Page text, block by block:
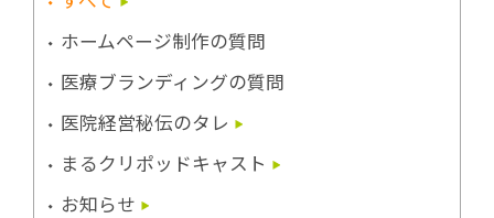
ホームページ制作の質問
医療ブランディングの質問
医院経営秘伝のタレ
まるクリポッドキャスト
お知らせ